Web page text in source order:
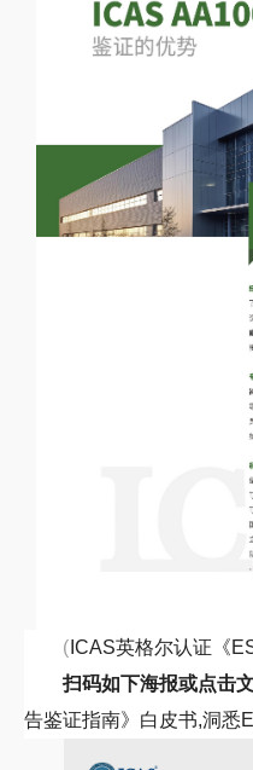
( ICAS英格尔认证《
扫码如下海报或点击
告鉴证指南》白皮书,洞悉